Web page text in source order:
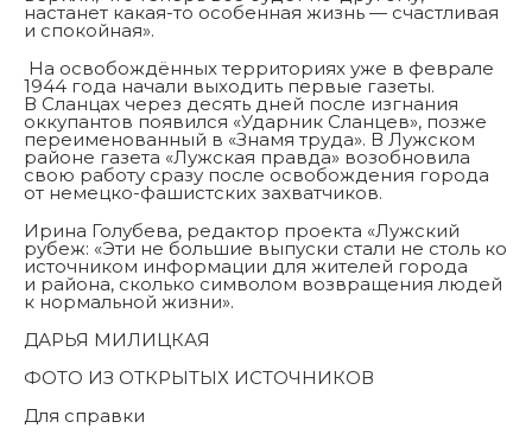
настанет какая-то особенная жизнь — счастливая
и спокойная».
На освобождённых территориях уже в феврале
1944 года начали выходить первые газеты.
В Сланцах через десять дней после изгнания
оккупантов появился «Ударник Сланцев», позже
переименованный в «Знамя труда». В Лужском
районе газета «Лужская правда» возобновила
свою работу сразу после освобождения города
от немецко-фашистских захватчиков.
Ирина Голубева, редактор проекта «Лужский
рубеж: «Эти не большие выпуски стали не столь ко
источником информации для жителей города
и района, сколько символом возвращения людей
к нормальной жизни».
ДАРЬЯ МИЛИЦКАЯ
ФОТО ИЗ ОТКРЫТЫХ ИСТОЧНИКОВ
Для справки